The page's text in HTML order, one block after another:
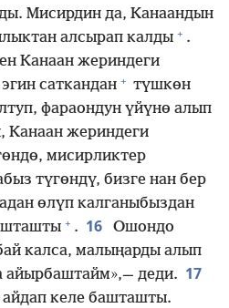
Мисирдин да, Канаандын
алсырап калды + .
Канаан жериндеги
саткандан + түшкөн
фараондун үйүнө алып
Канаан жериндеги
мисирликтер
түгөндү, бизге нан бер
өлүп калганыбыздан
+ . 16
Ошондо
калса, малыңарды алып
айырбаштайм»,— деди. 17
келе башташты.